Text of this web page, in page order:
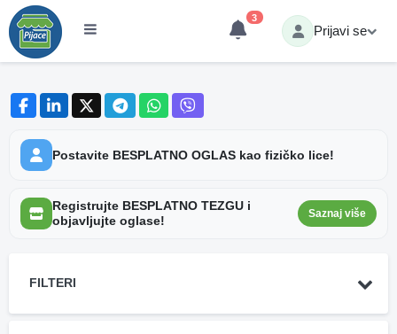
3
Prijavi se
Postavite BESPLATNO OGLAS kao fizičko lice!
Registrujte BESPLATNO TEZGU i
objavljujte oglase!
Saznaj više
FILTERI